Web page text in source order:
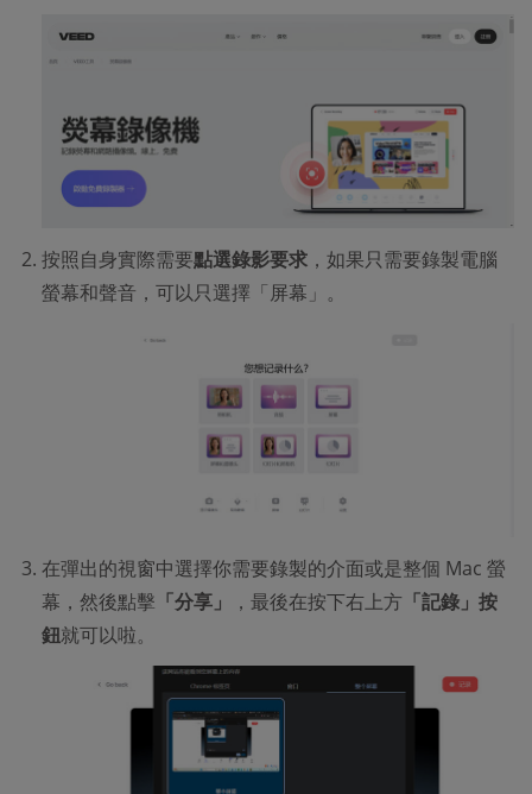
按照自身實際需要點選錄影要求 ，如果只需要錄製電腦
螢幕和聲音，可以只選擇「屏幕」。
在彈出的視窗中選擇你需要錄製的介面或是整個 Mac 螢
幕，然後點擊 「分享」 ，最後在按下右上方 「記錄」按
鈕就可以啦。